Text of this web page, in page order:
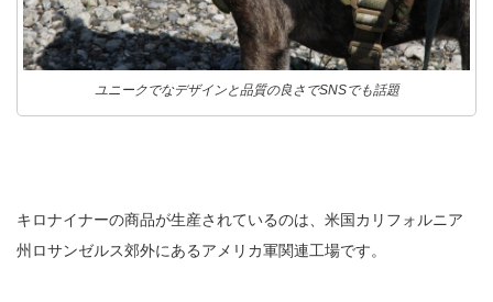
ユニークでなデザインと品質の良さでSNSでも話題
キロナイナーの商品が生産されているのは、米国カリフォルニア
州ロサンゼルス郊外にあるアメリカ軍関連工場です。